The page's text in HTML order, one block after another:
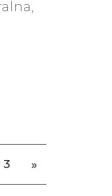
3 »